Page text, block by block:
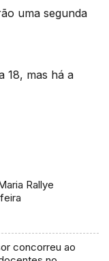
uma segunda
18, mas há a
Rallye
concorreu ao